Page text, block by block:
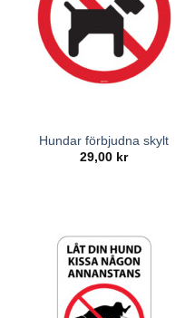
Hundar förbjudna skylt
29,00 kr